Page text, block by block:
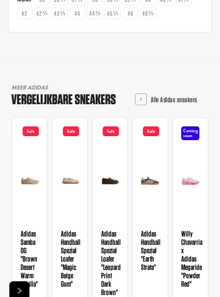
42
42⅔ 43⅓ 44 44⅔ 45⅓ 46 46⅔
MEER ADIDAS
VERGELIJKBARE SNEAKERS Alle Adidas sneakers
Sale
Adidas
Samba
OG
"Brown
Desert
Warm
Vanilla"
Sale
Adidas
Handball
Spezial
Loafer
"Magic
Beige
Gum"
Sale
Adidas
Handball
Spezial
Loafer
"Leopard
Print
Dark
Brown"
Sale
Adidas
Handball
Spezial
"Earth
Strata"
Coming
soon
Willy
Chavarria
x
Adidas
Megaride
"Powder
Red"